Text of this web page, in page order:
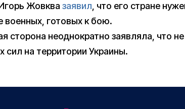
Жовква заявил, что его стране
военных, готовых к бою.
сторона неоднократно заявляла, что не
сил на территории Украины.